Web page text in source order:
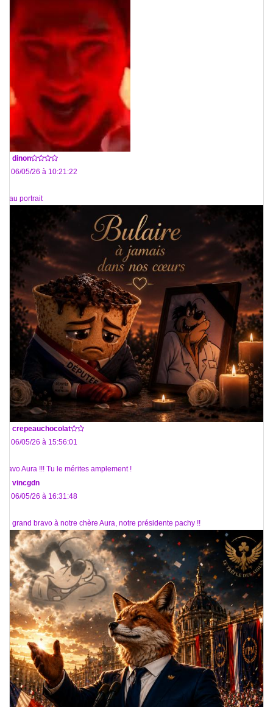
dinon
Le 06/05/26 à 10:21:22
beau portrait
crepeauchocolat
Le 06/05/26 à 15:56:01
Bravo Aura !!! Tu le mérites amplement !
vincgdn
Le 06/05/26 à 16:31:48
Un grand bravo à notre chère Aura, notre présidente pachy !!